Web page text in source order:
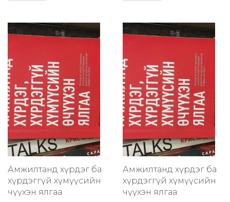
Амжилтанд хүрдэг ба
хүрдэггүй хүмүүсийн
өчүүхэн ялгаа
Амжилтанд хүрдэг ба
хүрдэггүй хүмүүсийн
өчүүхэн ялгаа